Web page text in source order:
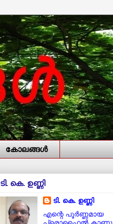
കോലങ്ങള്‍
ടി. കെ. ഉണ്ണി
ടി. കെ. ഉണ്ണി
എന്റെ പൂര്‍ണ്ണമായ
പ്രൊഫൈൽ കാണൂ